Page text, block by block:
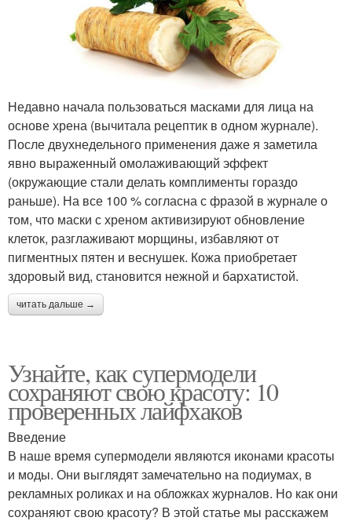
Недавно начала пользоваться масками для лица на
основе хрена (вычитала рецептик в одном журнале).
После двухнедельного применения даже я заметила
явно выраженный омолаживающий эффект
(окружающие стали делать комплименты гораздо
раньше). На все 100 % согласна с фразой в журнале о
том, что маски с хреном активизируют обновление
клеток, разглаживают морщины, избавляют от
пигментных пятен и веснушек. Кожа приобретает
здоровый вид, становится нежной и бархатистой.
читать дальше →
Узнайте, как супермодели
сохраняют свою красоту: 10
проверенных лайфхаков
Введение
В наше время супермодели являются иконами красоты
и моды. Они выглядят замечательно на подиумах, в
рекламных роликах и на обложках журналов. Но как они
сохраняют свою красоту? В этой статье мы расскажем